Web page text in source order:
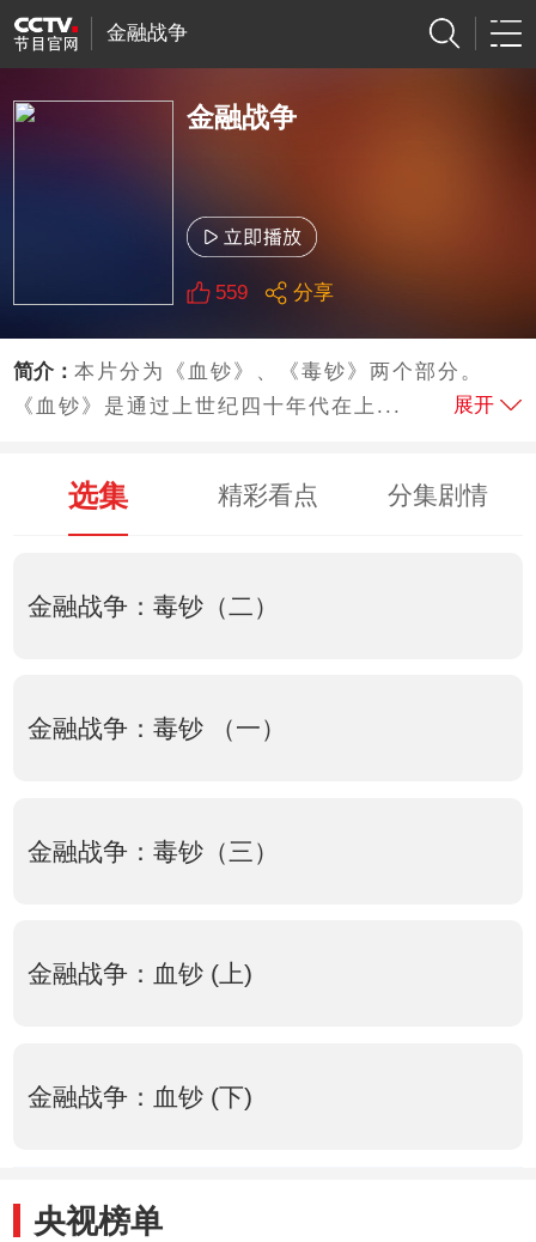
金融战争
金融战争
559 分享
简介：本片分为《血钞》、《毒钞》两个部分。
《血钞》是通过上世纪四十年代在上...
展开
选集 精彩看点 分集剧情
金融战争：毒钞（二）
金融战争：毒钞 （一）
金融战争：毒钞（三）
金融战争：血钞 (上)
金融战争：血钞 (下)
央视榜单